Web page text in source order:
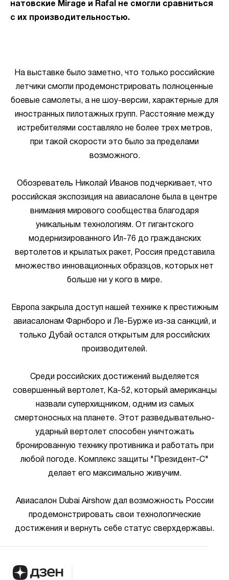
натовские Mirage и Rafal не смогли сравниться
с их производительностью.
На выставке было заметно, что только российские
летчики смогли продемонстрировать полноценные
боевые самолеты, а не шоу-версии, характерные для
иностранных пилотажных групп. Расстояние между
истребителями составляло не более трех метров,
при такой скорости это было за пределами
возможного.
Обозреватель Николай Иванов подчеркивает, что
российская экспозиция на авиасалоне была в центре
внимания мирового сообщества благодаря
уникальным технологиям. От гигантского
модернизированного Ил-76 до гражданских
вертолетов и крылатых ракет, Россия представила
множество инновационных образцов, которых нет
больше ни у кого в мире.
Европа закрыла доступ нашей технике к престижным
авиасалонам Фарнборо и Ле-Бурже из-за санкций, и
только Дубай остался открытым для российских
производителей.
Среди российских достижений выделяется
совершенный вертолет, Ка-52, который американцы
назвали суперхищником, одним из самых
смертоносных на планете. Этот разведывательно-
ударный вертолет способен уничтожать
бронированную технику противника и работать при
любой погоде. Комплекс защиты "Президент-С"
делает его максимально живучим.
Авиасалон Dubai Airshow дал возможность России
продемонстрировать свои технологические
достижения и вернуть себе статус сверхдержавы.